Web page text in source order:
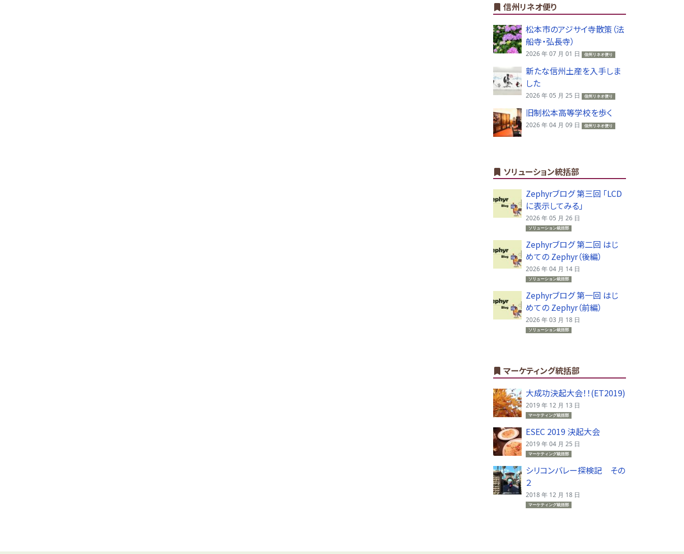
信州リネオ便り
松本市のアジサイ寺散策（法
船寺・弘長寺）
2026 年 07 月 01 日 信州リネオ便り
新たな信州土産を入手しま
した
2026 年 05 月 25 日 信州リネオ便り
旧制松本高等学校を歩く
2026 年 04 月 09 日 信州リネオ便り
ソリューション統括部
Zephyrブログ 第三回 「LCD
に表示してみる」
2026 年 05 月 26 日
ソリューション統括部
Zephyrブログ 第二回 はじ
めての Zephyr（後編）
2026 年 04 月 14 日
ソリューション統括部
Zephyrブログ 第一回 はじ
めての Zephyr（前編）
2026 年 03 月 18 日
ソリューション統括部
マーケティング統括部
大成功決起大会！！(ET2019)
2019 年 12 月 13 日
マーケティング統括部
ESEC 2019 決起大会
2019 年 04 月 25 日
マーケティング統括部
シリコンバレー探検記 その
２
2018 年 12 月 18 日
マーケティング統括部